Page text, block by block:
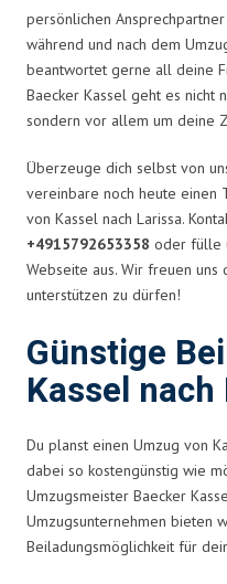
persönlichen
während und nach dem
beantwortet gerne all deine
Baecker Kassel geht es nicht
sondern vor allem um deine
Überzeuge dich selbst von
vereinbare noch heute einen
von Kassel nach Larissa.
+4915792653358 oder fülle
Webseite aus. Wir freuen
unterstützen zu dürfen!
Günstige
Kassel
Du planst einen Umzug von
dabei so kostengünstig wie
Umzugsmeister Baecker
Umzugsunternehmen bieten
Beiladungsmöglichkeit für